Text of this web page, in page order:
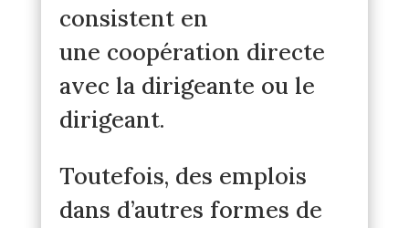
consistent en
une coopération directe
avec la dirigeante ou le
dirigeant.
Toutefois, des emplois
dans d’autres formes de